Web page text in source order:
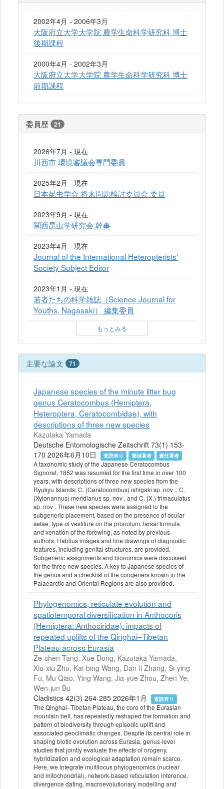
2002年4月 - 2006年3月
大阪府立大学大学院 農学生命科学研究科 博士
後期課程
2000年4月 - 2002年3月
大阪府立大学大学院 農学生命科学研究科 博士
前期課程
委員歴 21
2026年7月 - 現在
川西市 環境審議会専門委員
2025年2月 - 現在
日本昆虫学会 将来問題検討委員会 委員
2023年9月 - 現在
関西昆虫学研究会 幹事
2023年4月 - 現在
Journal of the International Heteropterists'
Society Subject Editor
2023年1月 - 現在
若者たちの科学雑誌（Science Journal for
Youths, Nagasaki） 編集委員
もっとみる
主要な論文 71
Japanese species of the minute litter bug
genus Ceratocombus (Hemiptera,
Heteroptera, Ceratocombidae), with
descriptions of three new species
Kazutaka Yamada
Deutsche Entomologische Zeitschrift 73(1) 153-
170 2026年6月10日
査読有り 筆頭著者 責任著者
A taxonomic study of the Japanese Ceratocombus
Signoret, 1852 was resumed for the first time in over 100
years, with descriptions of three new species from the
Ryukyu Islands: C. (Ceratocombus) ishigaki sp. nov ., C.
(Xylonannus) meridianus sp. nov . and C. (X.) trimaculatus
sp. nov . These new species were assigned to the
subgeneric placement, based on the presence of ocular
setae, type of vestiture on the pronotum, tarsal formula
and venation of the forewing, as noted by previous
authors. Habitus images and line drawings of diagnostic
features, including genital structures, are provided.
Subgeneric assignments and bionomics were discussed
for the three new species. A key to Japanese species of
the genus and a checklist of the congeners known in the
Palaearctic and Oriental Regions are also provided.
Phylogenomics, reticulate evolution and
spatiotemporal diversification in Anthocoris
(Hemiptera: Anthociridae): impacts of
repeated uplifts of the Qinghai–Tibetan
Plateau across Eurasia
Ze-chen Tang, Xue Dong, Kazutaka Yamada,
Xiu-xiu Zhu, Kai-bing Wang, Dan-li Zhang, Si-ying
Fu, Mu Qiao, Ying Wang, Jia-yue Zhou, Zhen Ye,
Wen-jun Bu
Cladistics 42(3) 264-285 2026年1月
査読有り
The Qinghai–Tibetan Plateau, the core of the Eurasian
mountain belt, has repeatedly reshaped the formation and
pattern of biodiversity through episodic uplift and
associated geoclimatic changes. Despite its central role in
shaping biotic evolution across Eurasia, genus‐level
studies that jointly evaluate the effects of orogeny,
hybridization and ecological adaptation remain scarce.
Here, we integrate multilocus phylogenomics (nuclear
and mitochondrial), network‐based reticulation inference,
divergence dating, macroevolutionary modelling and